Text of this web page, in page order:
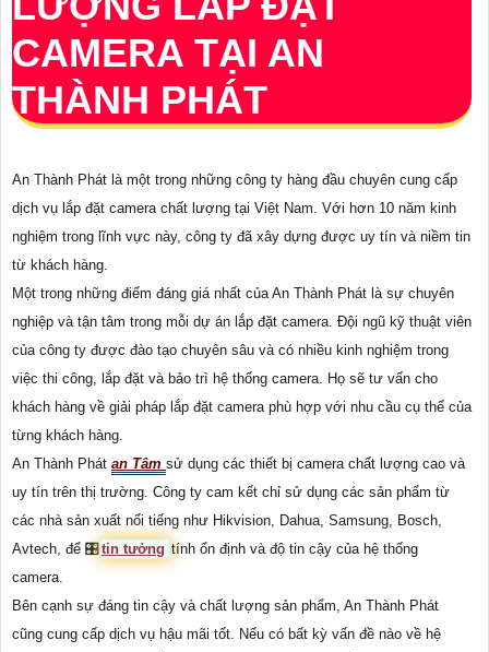
CAMERA TẠI AN
THÀNH PHÁT
An Thành Phát là một trong những công ty hàng đầu chuyên cung cấp
dịch vụ lắp đặt camera chất lượng tại Việt Nam. Với hơn 10 năm kinh
nghiệm trong lĩnh vực này, công ty đã xây dựng được uy tín và niềm tin
từ khách hàng.
Một trong những điểm đáng giá nhất của An Thành Phát là sự chuyên
nghiệp và tận tâm trong mỗi dự án lắp đặt camera. Đội ngũ kỹ thuật viên
của công ty được đào tạo chuyên sâu và có nhiều kinh nghiệm trong
việc thi công, lắp đặt và bảo trì hệ thống camera. Họ sẽ tư vấn cho
khách hàng về giải pháp lắp đặt camera phù hợp với nhu cầu cụ thể của
từng khách hàng.
An Thành Phát an Tâm sử dụng các thiết bị camera chất lượng cao và
uy tín trên thị trường. Công ty cam kết chỉ sử dụng các sản phẩm từ
các nhà sản xuất nổi tiếng như Hikvision, Dahua, Samsung, Bosch,
Avtech, để 🎛 tin tưởng tính ổn định và độ tin cậy của hệ thống
camera.
Bên cạnh sự đáng tin cậy và chất lượng sản phẩm, An Thành Phát
cũng cung cấp dịch vụ hậu mãi tốt. Nếu có bất kỳ vấn đề nào về hệ